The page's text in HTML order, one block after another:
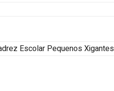
Escolar Pequenos Xigantes